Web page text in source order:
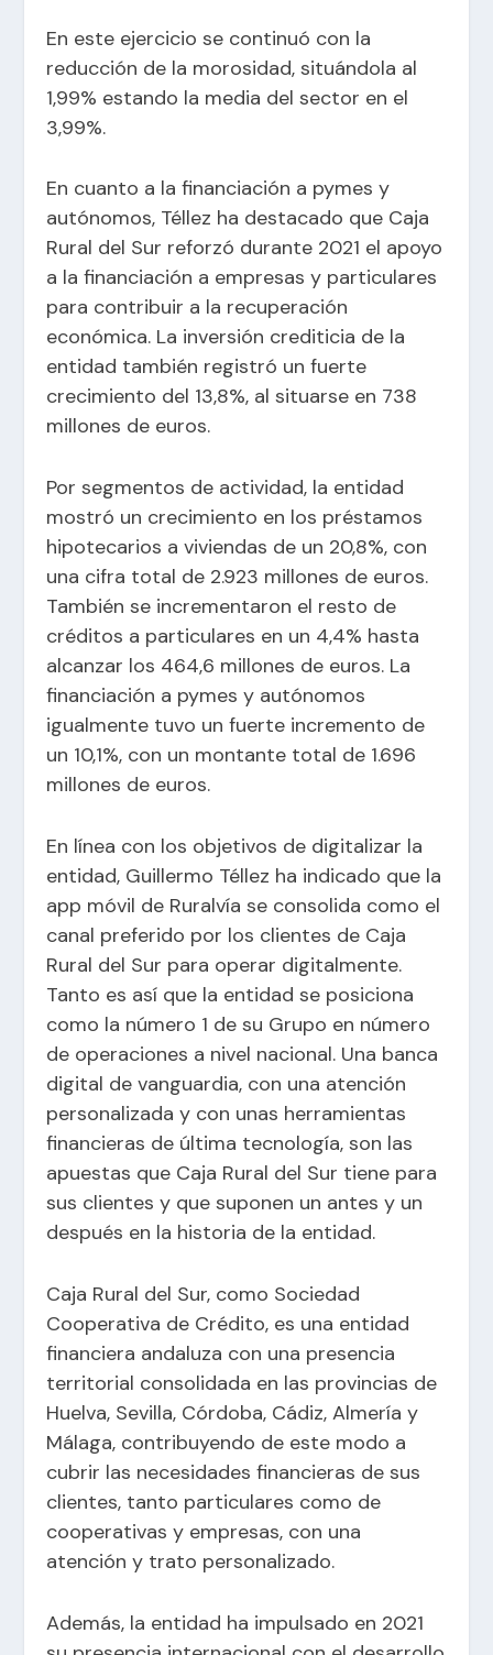
En este ejercicio se continuó con la
reducción de la morosidad, situándola al
1,99% estando la media del sector en el
3,99%.
En cuanto a la financiación a pymes y
autónomos, Téllez ha destacado que Caja
Rural del Sur reforzó durante 2021 el apoyo
a la financiación a empresas y particulares
para contribuir a la recuperación
económica. La inversión crediticia de la
entidad también registró un fuerte
crecimiento del 13,8%, al situarse en 738
millones de euros.
Por segmentos de actividad, la entidad
mostró un crecimiento en los préstamos
hipotecarios a viviendas de un 20,8%, con
una cifra total de 2.923 millones de euros.
También se incrementaron el resto de
créditos a particulares en un 4,4% hasta
alcanzar los 464,6 millones de euros. La
financiación a pymes y autónomos
igualmente tuvo un fuerte incremento de
un 10,1%, con un montante total de 1.696
millones de euros.
En línea con los objetivos de digitalizar la
entidad, Guillermo Téllez ha indicado que la
app móvil de Ruralvía se consolida como el
canal preferido por los clientes de Caja
Rural del Sur para operar digitalmente.
Tanto es así que la entidad se posiciona
como la número 1 de su Grupo en número
de operaciones a nivel nacional. Una banca
digital de vanguardia, con una atención
personalizada y con unas herramientas
financieras de última tecnología, son las
apuestas que Caja Rural del Sur tiene para
sus clientes y que suponen un antes y un
después en la historia de la entidad.
Caja Rural del Sur, como Sociedad
Cooperativa de Crédito, es una entidad
financiera andaluza con una presencia
territorial consolidada en las provincias de
Huelva, Sevilla, Córdoba, Cádiz, Almería y
Málaga, contribuyendo de este modo a
cubrir las necesidades financieras de sus
clientes, tanto particulares como de
cooperativas y empresas, con una
atención y trato personalizado.
Además, la entidad ha impulsado en 2021